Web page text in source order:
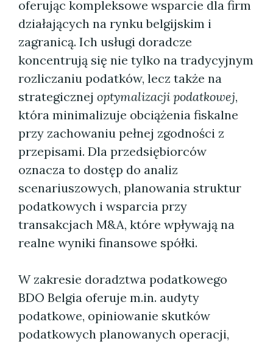
oferując kompleksowe wsparcie dla firm
działających na rynku belgijskim i
zagranicą. Ich usługi doradcze
koncentrują się nie tylko na tradycyjnym
rozliczaniu podatków, lecz także na
strategicznej optymalizacji podatkowej,
która minimalizuje obciążenia fiskalne
przy zachowaniu pełnej zgodności z
przepisami. Dla przedsiębiorców
oznacza to dostęp do analiz
scenariuszowych, planowania struktur
podatkowych i wsparcia przy
transakcjach M&A, które wpływają na
realne wyniki finansowe spółki.
W zakresie doradztwa podatkowego
BDO Belgia oferuje m.in. audyty
podatkowe, opiniowanie skutków
podatkowych planowanych operacji,